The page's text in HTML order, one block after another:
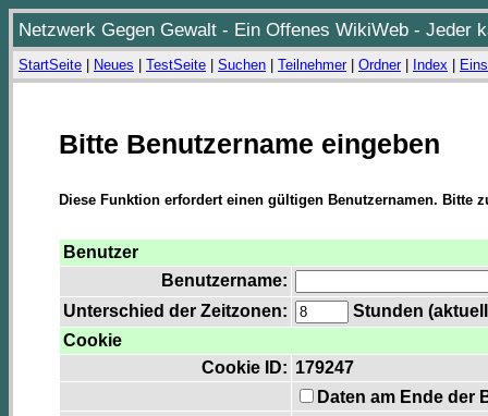
Netzwerk Gegen Gewalt - Ein Offenes WikiWeb - Jeder
StartSeite Neues TestSeite Suchen Teilnehmer| Ordner| Index
Bitte Benutzername eingeben
Diese Funktion erfordert einen gültigen Benutzernamen. Bitte
Benutzer
Benutzername:
Unterschied der Zeitzonen:
Stunden
Cookie
Cookie ID: 179247
Daten am Ende der